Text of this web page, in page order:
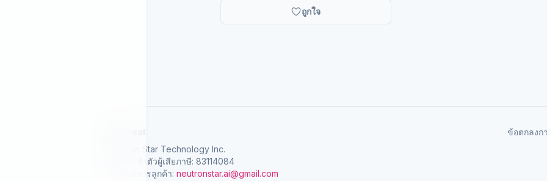
ถูกใจ
Neutron Star Technology Inc.
เลขประจำตัวผู้เสียภาษี: 83114084
อีเมลบริการลูกค้า: neutronstar.ai@gmail.com
ข้อตกลงก